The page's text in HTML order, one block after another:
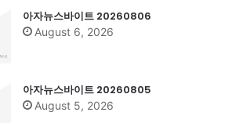
아자뉴스바이트 20260806
August 6, 2026
아자뉴스바이트 20260805
August 5, 2026